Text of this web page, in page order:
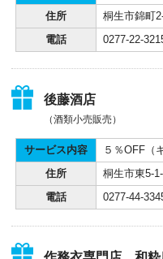
住所 桐生市錦町
電話 0277-22-
後藤酒店
（酒類小売販売）
サービス内容 ５％OFF（
住所 桐生市東5-
電話 0277-44-